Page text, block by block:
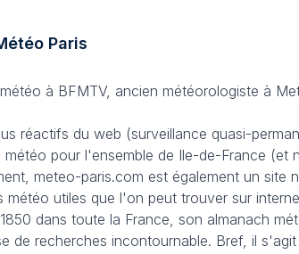
Paris
à BFMTV, ancien météorologiste à
réactifs du web (surveillance quasi-
pour l'ensemble de Ile-de-France (et
meteo-paris.com est également un site
météo utiles que l'on peut trouver sur
dans toute la France, son almanach
de recherches incontournable. Bref, il